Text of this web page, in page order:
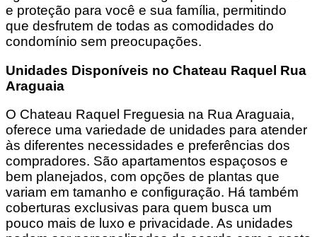
e proteção para você e sua família, permitindo
que desfrutem de todas as comodidades do
condomínio sem preocupações.
Unidades Disponíveis no Chateau Raquel Rua
Araguaia
O Chateau Raquel Freguesia na Rua Araguaia,
oferece uma variedade de unidades para atender
às diferentes necessidades e preferências dos
compradores. São apartamentos espaçosos e
bem planejados, com opções de plantas que
variam em tamanho e configuração. Há também
coberturas exclusivas para quem busca um
pouco mais de luxo e privacidade. As unidades